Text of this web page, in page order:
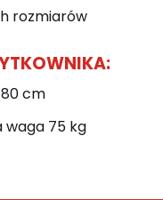
rozmiarów
cm
waga 75 kg